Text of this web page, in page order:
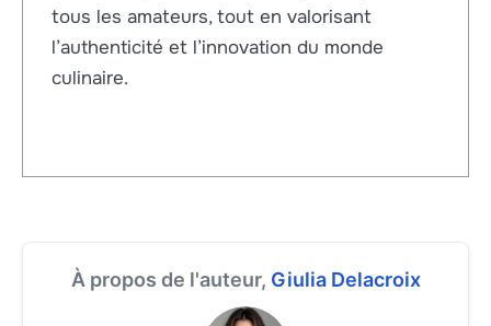
tous les amateurs, tout en valorisant
l’authenticité et l’innovation du monde
culinaire.
À propos de l'auteur, Giulia Delacroix